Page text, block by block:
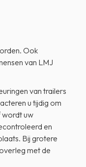
Ook
van LMJ
van trailers
u tijdig om
wordt uw
en
Bij grotere
met de